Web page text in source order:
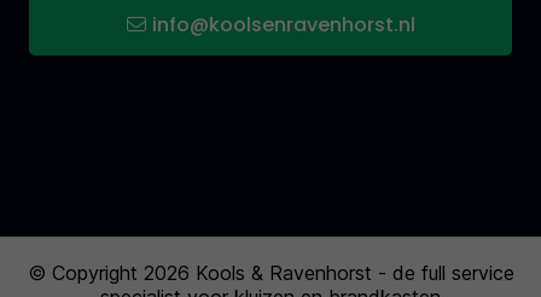
info@koolsenravenhorst.nl
© Copyright 2026 Kools & Ravenhorst - de full service